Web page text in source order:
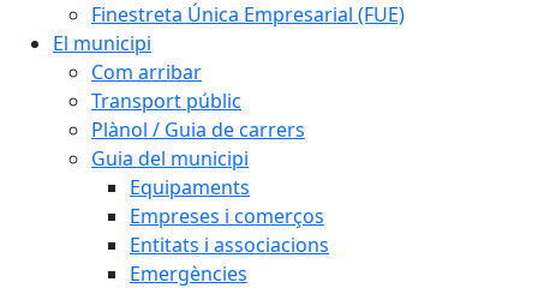
Finestreta Única Empresarial (FUE)
El municipi
Com arribar
Transport públic
Plànol / Guia de carrers
Guia del municipi
Equipaments
Empreses i comerços
Entitats i associacions
Emergències